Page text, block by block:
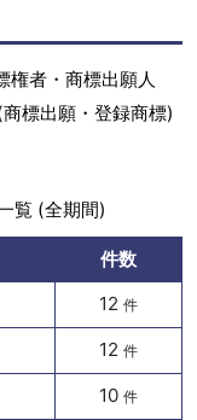
権者・商標出願人
標出願・登録商標)
覧 (全期間)
件数
12 件
12 件
10 件